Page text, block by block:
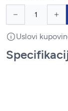
Uslovi